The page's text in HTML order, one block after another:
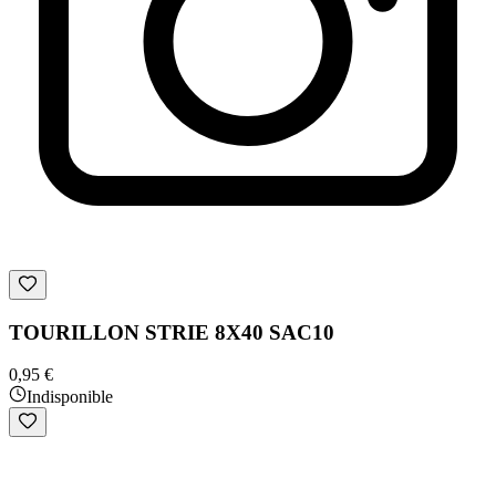
TOURILLON STRIE 8X40 SAC10
0,95 €
Indisponible